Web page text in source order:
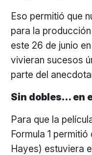
Eso permitió que
para la
este 26 de junio
vivieran sucesos
parte del
Sin dobles… en
Para que la
Formula 1
Hayes) estuviera